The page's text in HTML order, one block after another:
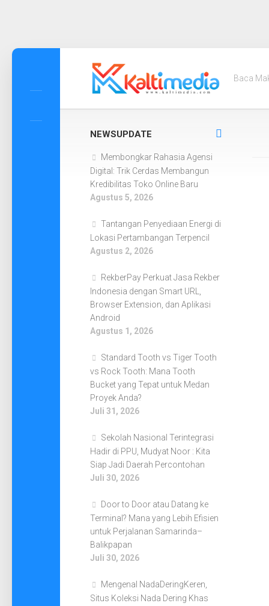
Skip
Baca
NEWSUPDATE
Membongkar Rahasia Agensi
Digital: Trik Cerdas Membangun
Kredibilitas Toko Online Baru
Agustus 5, 2026
Tantangan Penyediaan Energi di
Lokasi Pertambangan Terpencil
Agustus 2, 2026
RekberPay Perkuat Jasa Rekber
Indonesia dengan Smart URL,
Browser Extension, dan Aplikasi
Android
Agustus 1, 2026
Standard Tooth vs Tiger Tooth
vs Rock Tooth: Mana Tooth
Bucket yang Tepat untuk Medan
Proyek Anda?
Juli 31, 2026
Sekolah Nasional Terintegrasi
Hadir di PPU, Mudyat Noor : Kita
Siap Jadi Daerah Percontohan
Juli 30, 2026
Door to Door atau Datang ke
Terminal? Mana yang Lebih Efisien
untuk Perjalanan Samarinda–
Balikpapan
Juli 30, 2026
Mengenal NadaDeringKeren,
Situs Koleksi Nada Dering Khas